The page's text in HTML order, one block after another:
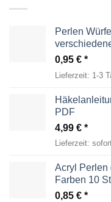
Perlen
0,95 €
Lieferzeit: 1-3
PDF
4,99 €
Lieferzeit:
Acryl Perlen
Farben 10
0,85 €